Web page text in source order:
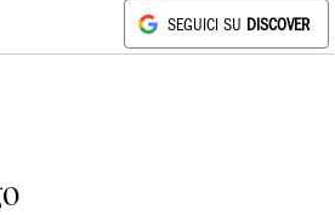
SEGUICI SU DISCOVER